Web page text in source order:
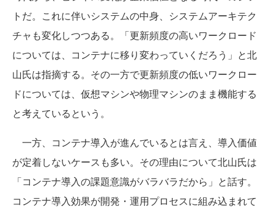
トだ。これに伴いシステムの中身、システムアーキテク
チャも変化しつつある。「更新頻度の高いワークロード
については、コンテナに移り変わっていくだろう」と北
山氏は指摘する。その一方で更新頻度の低いワークロー
ドについては、仮想マシンや物理マシンのまま機能する
と考えているという。
一方、コンテナ導入が進んでいるとは言え、導入価値
が定着しないケースも多い。その理由について北山氏は
「コンテナ導入の課題意識がバラバラだから」と話す。
コンテナ導入効果が開発・運用プロセスに組み込まれて